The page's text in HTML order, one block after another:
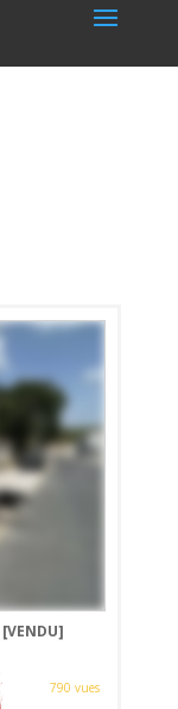
[VENDU]
790 vues